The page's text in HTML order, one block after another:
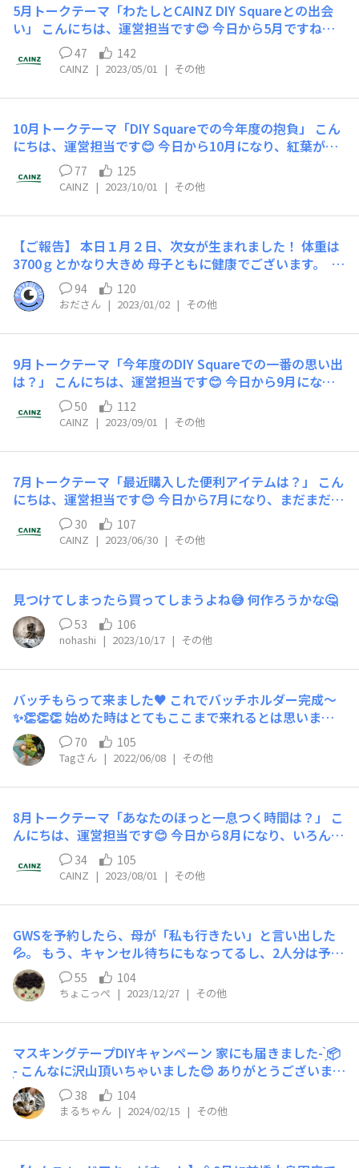
なさまとお話ししていただければと思います☕✨ 初回の４
月テーマは 「この春チャレンジしてみたいことは？」
【参加方法】 こちらの投稿のコメント内でテーマについ
てコメントをお願いします！ (例)今年挑戦したい事はソ
で、おすすめのギアがあればどなたか教えてください😊
今まで手が出せなかったこんなことに挑戦してみたい！こ
んな作品を作ってみたい！ 何でも構いません♪実際挑戦
してみたことの報告もお待ちしております💁💛 ちなみに
運営では、パーソナルカラー診断に行き自分らしいメイク
やコーディネートに挑戦したい！韓国語を勉強したい！な
とでモチベーションアップにもつなげてしまいましょう♪
※通常のDIYトークへのコメントと同じポイント数が付与
されます。(コメント：5ポイント一日上限3回まで、コメ
ントの返信：5ポイント一日上限3回まで）
5月トークテーマ「わたしとCAINZ DIY Squareとの出会
い」 こんにちは、運営担当です😊 今日から5月ですね🔥
GWや母の日などイベントが盛りだくさんな1か月が始ま
りました🌹 そこで今月のトークテーマは 「わたしとCAIN
Z DIY Squareとの出会い」です！ DIY Suqareに登録する
きっかけや、はじめてDIY Squareに投稿した時のエピソ
ント内でテーマについてコメントをお願いいたします！
(例)店舗にお買い物にいく度、カインズ工房がいつも気に
なっていて、スタッフの方に声を掛けていただいた事がき
っかけでワークショップに参加しました🔨 そこで一緒に
😆 最初は眺めているだけだったのですが、投稿キャンペ
ーンで賞品の〇〇が欲しかったことがきっかけで投稿をす
るようになりました🎁 是非みなさんの、DIY Squareとの
出会いについて教えてください🌼 エピソードを伝えたい
方がいる場合は、メンション機能も活用してくださいね💭
47 142
CAINZ | 2023/05/01 | その他
10月トークテーマ「DIY Squareでの今年度の抱負」 こん
にちは、運営担当です😊 今日から10月になり、紅葉が美
しい季節となりました🍂 心地よい風に吹かれながら健康
に過ごしていきましょうね！😄 そしてDIY Squareの新年
度も10月からスタートします！ そこで今月のトークテー
マは 「DIY Squareでの今年度の抱負」です！ みなさまの
ちらのコメント内でテーマについてコメントをお願いいた
します！ 例えば、 DIY Squareを通して、いろいろな方と
知り合えて、本当に充実した1年間でした🙌 今年度こそ今
までできていなかったダイニングテーブルのDIYにも挑戦
いろなDIYに挑戦していきたいと思います🌝✨ エピソード
を伝えたい方がいる場合は、メンション機能も活用してく
ださいね💭
77 125
CAINZ | 2023/10/01 | その他
【ご報告】 本日１月２日、次女が生まれました！ 体重は
3700ｇとかなり大きめ 母子ともに健康でございます。
日付が変わった頃に陣痛が来て 真夜中に妻と病院に行き
１時間程で出てきてくれました。 コロナの影響で立ち合
いは 生まれる直前と産後30分まででしたが しっかりと抱
いてくることができました。 実は、予定日から１週間遅
に罹り 高熱を出していたのがずっと頭を過り 夫婦共に何
とも落ち着かない 不安な毎日を過ごしていました。 しか
し、生きる力って凄いですね。 本当に妻には感謝しかあ
りません。 今後はいろいろと忙しくなりますが 育児を第
す。 新しい生活は新しいDIYのチャンス 今後も真面目に不
真面目 おださんファミリーをよろしくお願いいたしま
す。 （不真面目なのは私だけ(ﾟ∀ﾟ)⚡️）
94 120
おださん | 2023/01/02 | その他
9月トークテーマ「今年度のDIY Squareでの一番の思い出
は？」 こんにちは、運営担当です😊 今日から9月にな
り、秋の気配に満ちた、涼しさが心地よい季節になりまし
たね🍂 DIY Squareの新年度も10月からスタートします！
そこで今月のトークテーマは 「今年度のDIY Squareでの
一番の思い出は？」です！ 2022年10月～これまで（今年
い✨ 【参加方法】 こちらのコメント内でテーマについて
コメントをお願いいたします！ 例えば、 DIYを始めて1年
が経ちましたが、自分で手を動かすことで得た達成感や、
完成した作品を見る喜びは本当に大きいなと感じました✨
信がつきました😊DIYを通して、自分の手で何かを作り上
げるという経験は、本当に充実した1年間でした。来年度
も新しいDIYに挑戦したいと思います🌝 エピソードを伝え
たい方がいる場合は、メンション機能も活用してください
ね💭
50 112
CAINZ | 2023/09/01 | その他
7月トークテーマ「最近購入した便利アイテムは？」 こん
にちは、運営担当です😊 今日から7月になり、まだまだ暑
さは続きますが、お体に気を付けて元気にお過ごしくださ
いね☀⛱ そこで今月のトークテーマは 「最近購入した便
利アイテムは？」です！ 【参加方法】 こちらのコメント
内でテーマについてコメントをお願いいたします！ 例え
た。 機器の動作や音楽再生など音声による操作ができる
ため、手を使わなくてもスムーズにコントロールできま
す。 また音楽や天気予報などの提供もあって本当に便利
くれたアイテムです。 気になる方は、ぜひチェックして
みてくださいね!!😄
30 107
CAINZ | 2023/06/30 | その他
見つけてしまったら買ってしまうよね😅 何作ろうかな🤔
53 106
nohashi | 2023/10/17 | その他
バッチもらって来ました♥ これでバッチホルダー完成〜
✨👏👏👏 始めた時はとてもここまで来れるとは思いませ
んでしたが💦 (だって50000ポイントって気が遠くなる…)
Squareの皆さんの投稿やトークのお陰で毎日ポチポチ楽
しく出来ました♥ 今後も宜しくお願いします😁✨
70 105
Tagさん | 2022/06/08 | その他
8月トークテーマ「あなたのほっと一息つく時間は？」 こ
んにちは、運営担当です😊 今日から8月になり、いろんな
ところへ出かける方も多いのではないでしょうか🚙 たく
さんお出かけして遊びつつ、たまにはゆっくりお休みした
っと一息つく時間は？」です！ 【参加方法】 こちらのコ
例えば、 朝起きて、新聞を読みながらコーヒーを飲んで
いる時間が一番のリラックスタイムです☕ 外出する前に
一息ついて今日のやりたいことを考えるのを日課にしてま
す✏ とか💕 エピソードを伝えたい方がいる場合は、メン
34 105
CAINZ | 2023/08/01 | その他
GWSを予約したら、母が「私も行きたい」と言い出した
💦。 もう、キャンセル待ちにもなってるし、2人分は予約
できなかったので、他のお店で空きを見つけて、2人分予
約し、最初のお店の分をキャンセルしました😅。キャン
セル待ちをしている方〜きっとメールが届いてますよ〜✨
ちゃんと迷惑メールもチェックしてくださいね😁。 最初
😅。そして、行く予定になったお店のスタッフさん、年取
った母がご迷惑をおかけしちゃうかもしれませんが、よろ
しくお願いします🙇。
55 104
ちょこっぺ | 2023/12/27 | その他
マスキングテープDIYキャンペーン 家にも届きました- ̗̀📦
̖́- こんなに沢山頂いちゃいました😊 ありがとうございます
♪̊̈♪̆̈ 何に使おうかしら……🤔
38 104
まるちゃん | 2024/02/15 | その他